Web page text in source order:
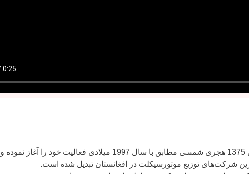
شرکت تولید، منتاژ و بسته بندی افغان آریانا موتور سیکلت در سال 1375
شرکت‌های توزیع موتورسیکلت در افغانستان تبدیل شده است.